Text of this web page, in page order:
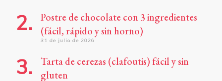
Postre de chocolate con 3 ingredientes
(fácil, rápido y sin horno)
31 de julio de 2026
Tarta de cerezas (clafoutis) fácil y sin
gluten